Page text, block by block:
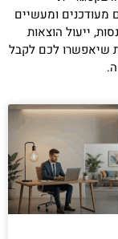
מעודכנים ומעשיים
ייעול הוצאות
שיאפשרו לכם לקבל